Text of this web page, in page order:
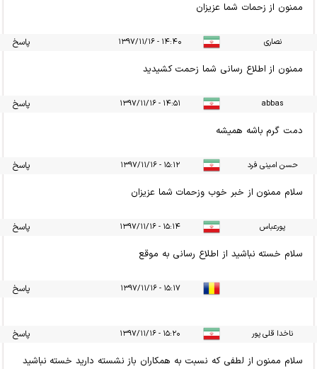
ممنون از زحمات شما عزیزان
نصاری ۱۴:۴۰ - ۱۳۹۷/۱۱/۱۶ پاسخ
ممنون از اطلاع رسانی شما زحمت کشیدید
abbas ۱۴:۵۱ - ۱۳۹۷/۱۱/۱۶ پاسخ
دمت گرم باشه همیشه
حسن امینی فرد ۱۵:۱۲ - ۱۳۹۷/۱۱/۱۶ پاسخ
سلام ممنون از خبر خوب وزحمات شما عزیزان
پورعباس ۱۵:۱۴ - ۱۳۹۷/۱۱/۱۶ پاسخ
سلام خسته نباشید از اطلاع رسانی به موقع
۱۵:۱۷ - ۱۳۹۷/۱۱/۱۶ پاسخ
ناخدا قلی پور ۱۵:۲۰ - ۱۳۹۷/۱۱/۱۶ پاسخ
سلام ممنون از لطفی که نسبت به همکاران باز نشسته دارید خسته نباشید